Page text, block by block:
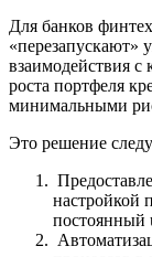
Для банков
«перезапускают»
взаимодействия
роста портфеля
минимальными
Это решение
настройкой
постоянный